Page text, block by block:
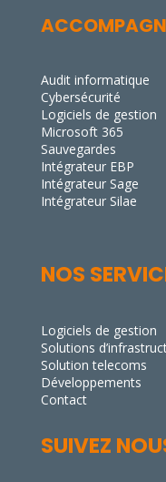
Audit informatique
Cybersécurité
Logiciels de gestion
Microsoft 365
Sauvegardes
Intégrateur EBP
Intégrateur Sage
Intégrateur Silae
NOS
Logiciels de gestion
Solutions
Solution telecoms
Développements
Contact
SUIVEZ